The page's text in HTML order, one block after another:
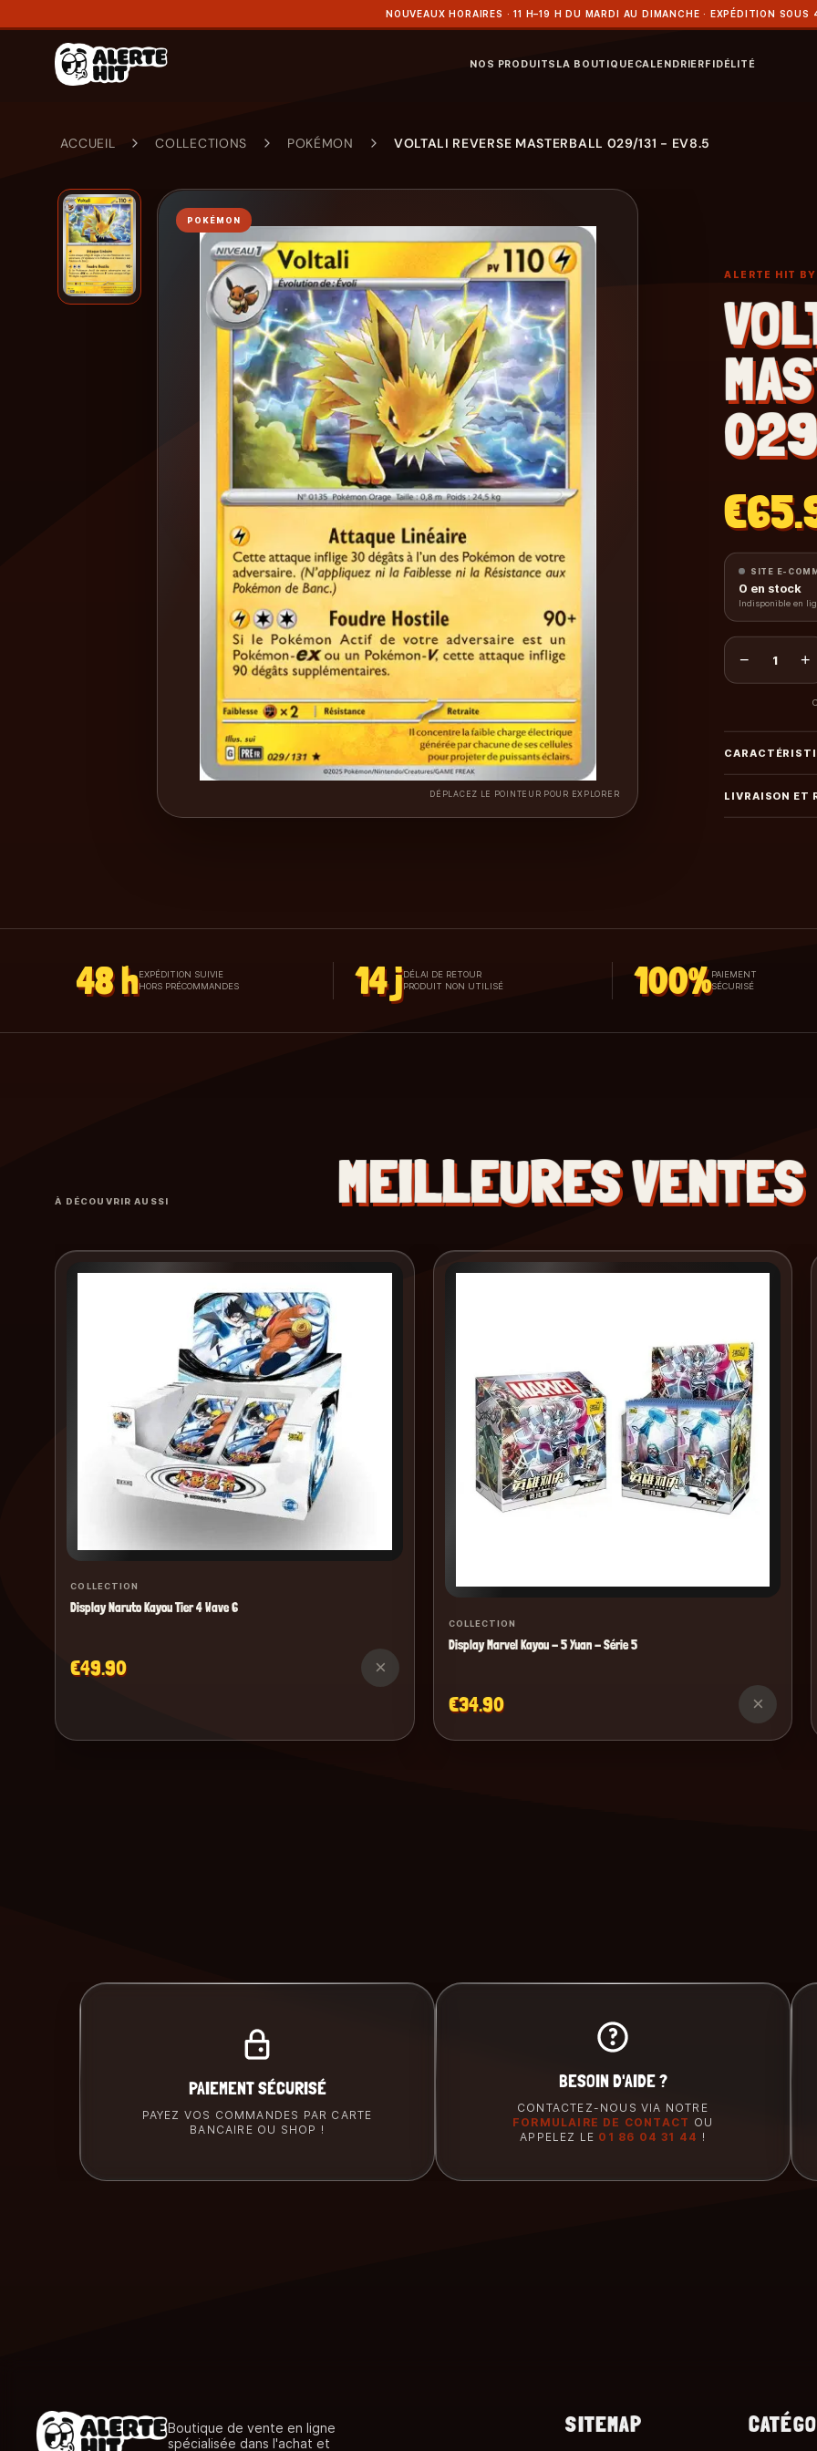
NOUVEAUX HORAIRES · 11 H–19 H DU MARDI AU DIMANCHE · EXPÉDITION SOUS
NOS PRODUITS LA BOUTIQUECALENDRIERFIDÉLITÉ
ACCUEIL COLLECTIONS POKÉMON VOLTALI REVERSE MASTERBALL 029/131 - EV8.5
POKÉMON
DÉPLACEZ LE POINTEUR POUR EXPLORER
ALERTE HIT
SITE E-
0 en stock
Indisponible en
− 1 +
LIVRAISON ET
48 hEXPÉDITION SUIVIE
HORS PRÉCOMMANDES
14 jDÉLAI DE RETOUR
PRODUIT NON UTILISÉ
100%PAIEMENT
SÉCURISÉ
À DÉCOUVRIR AUSSI MEILLEURES VENTES
COLLECTION
Display Naruto Kayou Tier 4 Wave 6
€49.90 ×
COLLECTION
Display Marvel Kayou - 5 Yuan - Série 5
€34.90 ×
PAIEMENT SÉCURISÉ
PAYEZ VOS COMMANDES PAR CARTE
BANCAIRE OU SHOP !
BESOIN D'AIDE ?
CONTACTEZ-NOUS VIA NOTRE
FORMULAIRE DE CONTACT OU
APPELEZ LE 01 86 04 31 44 !
Boutique de vente en ligne
spécialisée dans l'achat et
SITEMAP